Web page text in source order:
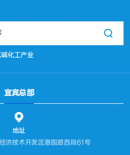
化工产业
宜宾总部
地址
济技术开发区港园路西段61号